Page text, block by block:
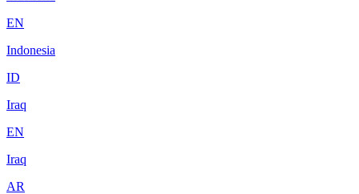
EN
Indonesia
ID
Iraq
EN
Iraq
AR